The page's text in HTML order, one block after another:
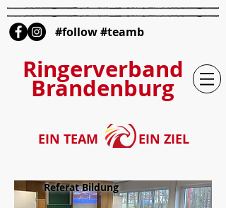
#follow #teamb
Ringerverband
Brandenburg
EIN TEAM EIN ZIEL
Referat Bildung